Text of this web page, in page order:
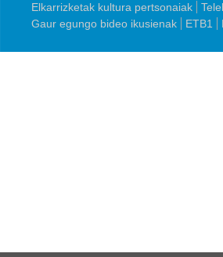
Elkarrizketak kultura pertsonaiak
Gaur egungo bideo ikusienak
ETB1